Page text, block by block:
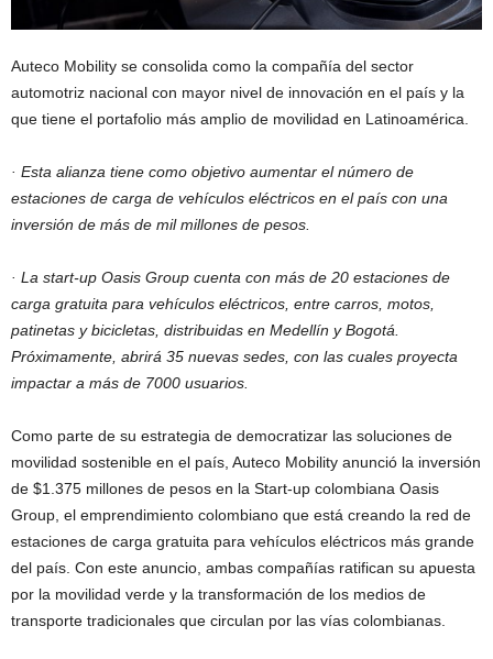
Auteco Mobility se consolida como la compañía del sector
automotriz nacional con mayor nivel de innovación en el país y la
que tiene el portafolio más amplio de movilidad en Latinoamérica.
· Esta alianza tiene como objetivo aumentar el número de
estaciones de carga de vehículos eléctricos en el país con una
inversión de más de mil millones de pesos.
· La start-up Oasis Group cuenta con más de 20 estaciones de
carga gratuita para vehículos eléctricos, entre carros, motos,
patinetas y bicicletas, distribuidas en Medellín y Bogotá.
Próximamente, abrirá 35 nuevas sedes, con las cuales proyecta
impactar a más de 7000 usuarios.
Como parte de su estrategia de democratizar las soluciones de
movilidad sostenible en el país, Auteco Mobility anunció la inversión
de $1.375 millones de pesos en la Start-up colombiana Oasis
Group, el emprendimiento colombiano que está creando la red de
estaciones de carga gratuita para vehículos eléctricos más grande
del país. Con este anuncio, ambas compañías ratifican su apuesta
por la movilidad verde y la transformación de los medios de
transporte tradicionales que circulan por las vías colombianas.